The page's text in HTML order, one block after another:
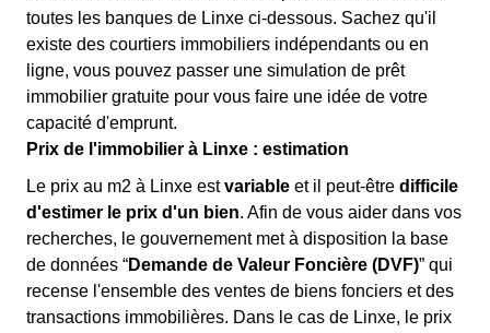
toutes les banques de Linxe ci-dessous. Sachez qu'il
existe des courtiers immobiliers indépendants ou en
ligne, vous pouvez passer une simulation de prêt
immobilier gratuite pour vous faire une idée de votre
capacité d'emprunt.
Prix de l'immobilier à Linxe : estimation
Le prix au m2 à Linxe estvariable et il peut-être difficile
d'estimer le prix d'un bien. Afin de vous aider dans vos
recherches, le gouvernement met à disposition la base
de données “Demande de Valeur Foncière (DVF)” qui
recense l'ensemble des ventes de biens fonciers et des
transactions immobilières. Dans le cas de Linxe, le prix